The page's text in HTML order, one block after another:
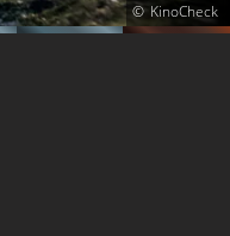
KinoCheck